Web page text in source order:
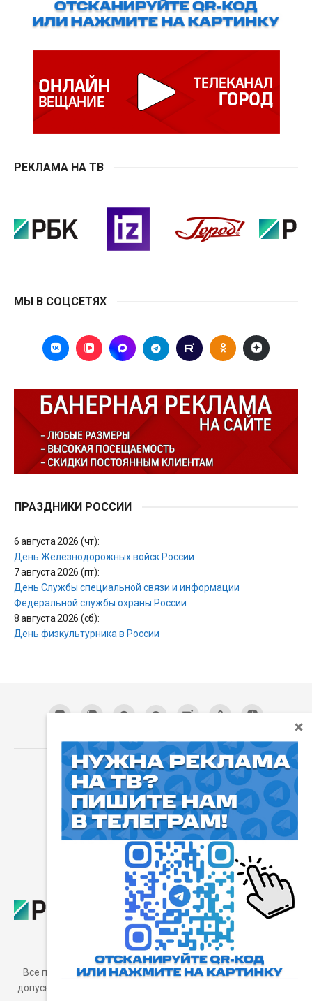
РЕКЛАМА НА ТВ
МЫ В СОЦСЕТЯХ
ПРАЗДНИКИ РОССИИ
6 августа 2026 (чт):
День Железнодорожных войск России
7 августа 2026 (пт):
День Службы специальной связи и информации
Федеральной службы охраны России
8 августа 2026 (сб):
День физкультурника в России
Пользовательское соглашение
Все права защищены. Любое использование материалов
допускается только с согласия редакции, а также с ссылкой